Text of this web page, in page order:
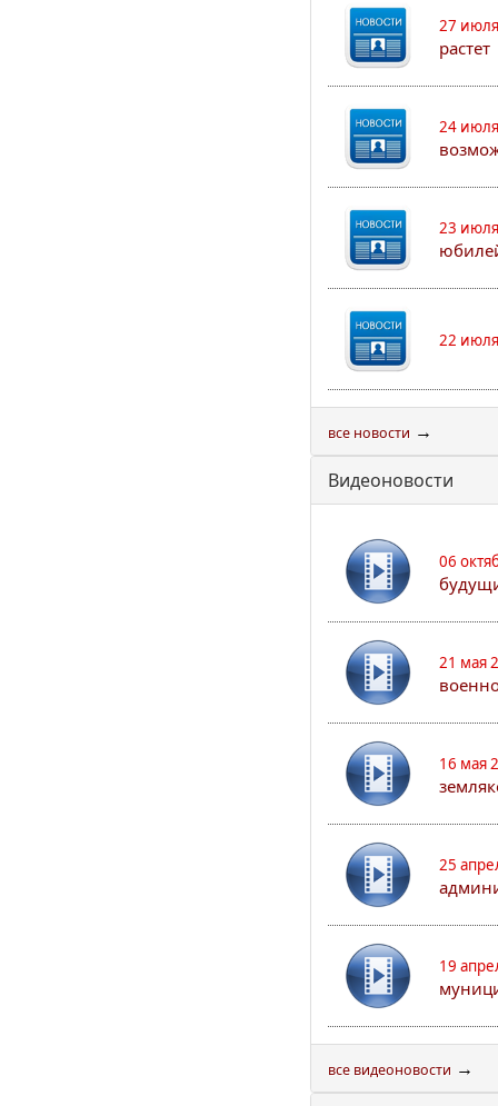
27
растет
24
23
22
все новости →
Видеоновости
06
21 мая
16 мая
25
19
все видеоновости →